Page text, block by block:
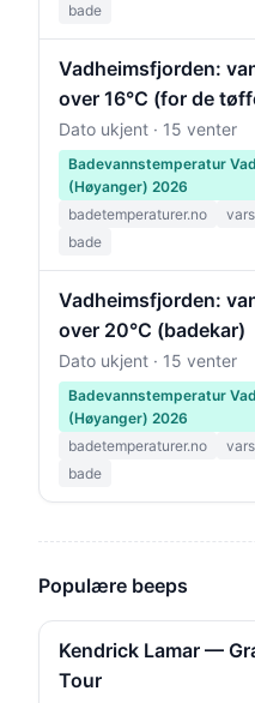
bade
Vadheimsfjorden:
over 16°C (for de
Dato ukjent · 15 venter
Badevannstemperatur
(Høyanger) 2026
badetemperaturer.no
bade
Vadheimsfjorden:
over 20°C (badekar)
Dato ukjent · 15 venter
Badevannstemperatur
(Høyanger) 2026
badetemperaturer.no
bade
Populære beeps
Kendrick Lamar —
Tour